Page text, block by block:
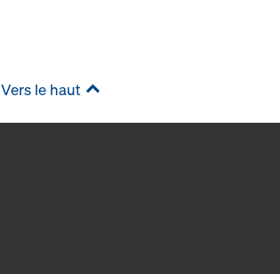
Vers le haut